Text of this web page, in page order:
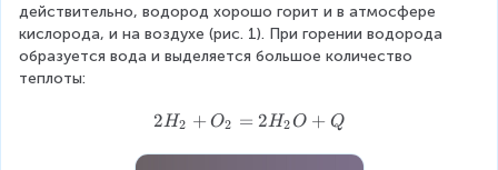
действительно, водород хорошо горит и в атмосфере
кислорода, и на воздухе (рис. 1). При горении водорода
образуется вода и выделяется большое количество
теплоты:
2
2H2 + O2 = 2H2O + Q